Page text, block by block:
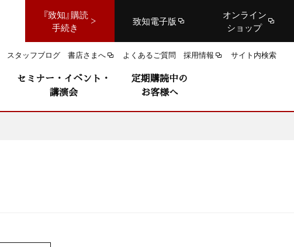
『致知』購読
手続き
致知電子版
オンライン
ショップ
スタッフブログ 書店さまへ よくあるご質問 採用情報 サイト内検索
セミナー・イベント・
講演会
定期購読中の
お客様へ